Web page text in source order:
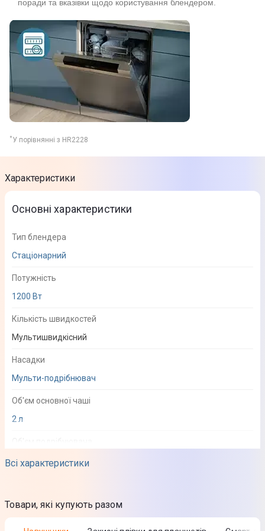
поради та вказівки щодо користування блендером.
* У порівнянні з HR2228
Характеристики
Всі характеристики
Основні характеристики
Тип блендера
Стаціонарний
Потужність
1200 Вт
Кількість швидкостей
Мультишвидкісний
Насадки
Мульти-подрібнювач
Об'єм основної чаші
2 л
Немає
Режим пульс
Автоочищення
Товари, які купують разом